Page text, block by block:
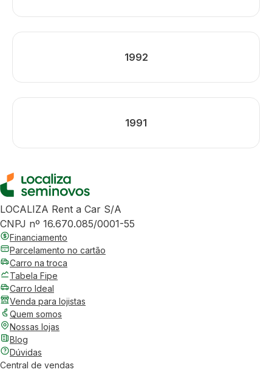
1992
1991
LOCALIZA Rent a Car S/A
CNPJ nº 16.670.085/0001-55
Financiamento
Parcelamento no cartão
Carro na troca
Tabela Fipe
Carro Ideal
Venda para lojistas
Quem somos
Nossas lojas
Blog
Dúvidas
Central de vendas